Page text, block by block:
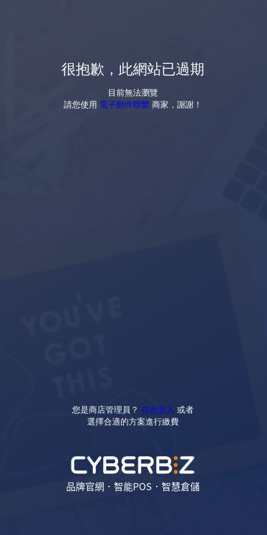
很抱歉，此網站已過期
目前無法瀏覽
請您使用 電子郵件聯繫 商家，謝謝！
您是商店管理員？ 在此登入 或者
選擇合適的方案進行繳費